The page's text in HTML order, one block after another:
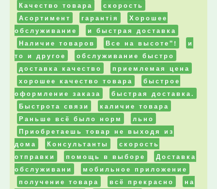
Качество товара
скорость
Асортимент
гарантія
Хорошее
обслуживание
и быстрая доставка
Наличие товаров
Все на высоте"!
и
то и другое
обслуживание быстро
доставка качество
приемлемая цена
хорошее качество товара
быстрое
оформление заказа
быстрая доставка.
Быстрота связи
каличие товара
Раньше всё было норм
льно
Приобретаешь товар не выходя из
дома
Консультанты
скорость
отправки
помощь в выборе
Доставка
обслуживани
мобильное приложение
получение товара
всё прекрасно
на